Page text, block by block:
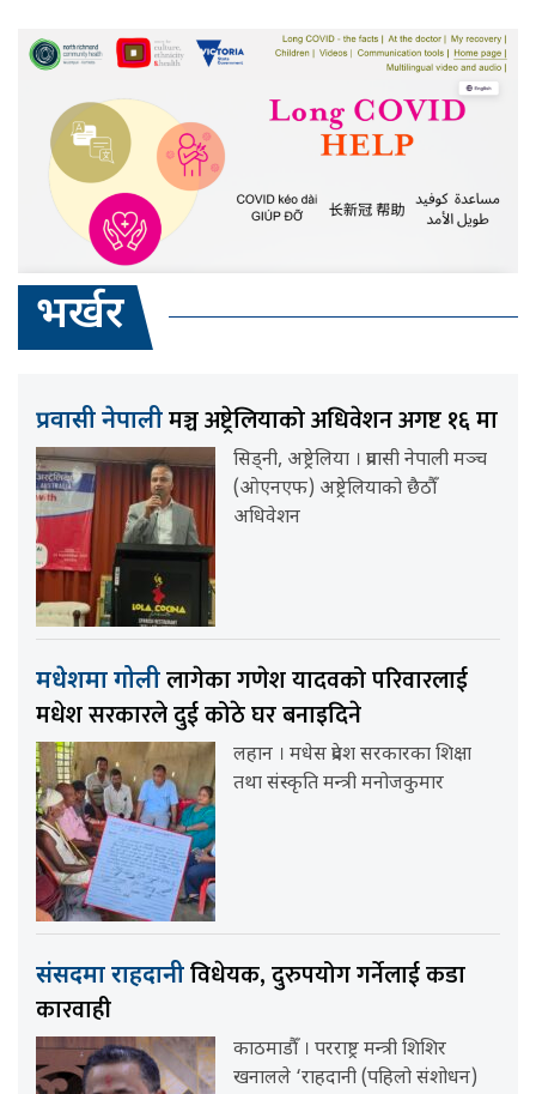
भर्खर
प्रवासी नेपालीमञ्च अष्ट्रेलियाको अधिवेशन अगष्ट १६ मा
सिड्नी, अष्ट्रेलिया । प्रवासी नेपाली मञ्च
(ओएनएफ) अष्ट्रेलियाको छैठौँ
अधिवेशन
मधेशमा गोलीलागेका गणेश यादवको परिवारलाई
मधेश सरकारले दुई कोठे घर बनाइदिने
लहान । मधेस प्रदेश सरकारका शिक्षा
तथा संस्कृति मन्त्री मनोजकुमार
संसदमा राहदानीविधेयक, दुरुपयोग गर्नेलाई कडा
कारवाही
काठमाडौँ । परराष्ट्र मन्त्री शिशिर
खनालले ‘राहदानी (पहिलो संशोधन)